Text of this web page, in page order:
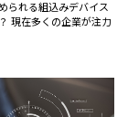
られる組込みデバイス
現在多くの企業が注力